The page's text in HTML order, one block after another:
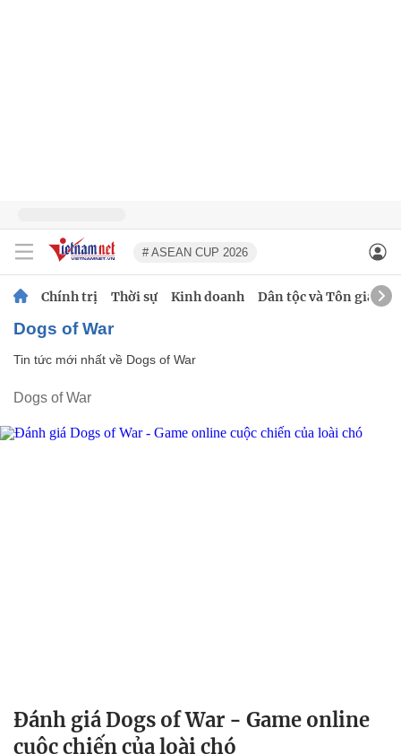
# ASEAN CUP 2026
Chính trị Thời sự Kinh doanh Dân tộc và Tôn giáo
Dogs of War
Tin tức mới nhất về Dogs of War
Dogs of War
Đánh giá Dogs of War - Game online
cuộc chiến của loài chó